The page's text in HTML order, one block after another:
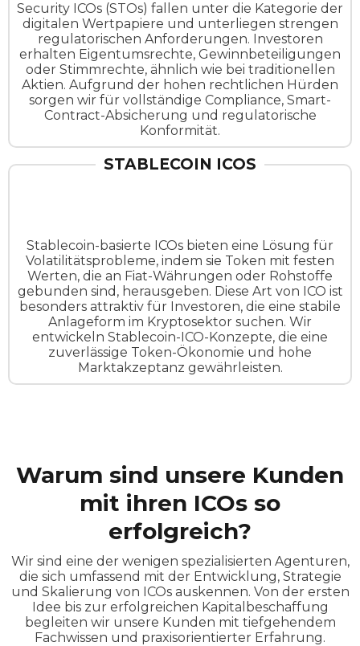
Security ICOs (STOs) fallen unter die Kategorie der
digitalen Wertpapiere und unterliegen strengen
regulatorischen Anforderungen. Investoren
erhalten Eigentumsrechte, Gewinnbeteiligungen
oder Stimmrechte, ähnlich wie bei traditionellen
Aktien. Aufgrund der hohen rechtlichen Hürden
sorgen wir für vollständige Compliance, Smart-
Contract-Absicherung und regulatorische
Konformität.
STABLECOIN ICOS
Stablecoin-basierte ICOs bieten eine Lösung für
Volatilitätsprobleme, indem sie Token mit festen
Werten, die an Fiat-Währungen oder Rohstoffe
gebunden sind, herausgeben. Diese Art von ICO ist
besonders attraktiv für Investoren, die eine stabile
Anlageform im Kryptosektor suchen. Wir
entwickeln Stablecoin-ICO-Konzepte, die eine
zuverlässige Token-Ökonomie und hohe
Marktakzeptanz gewährleisten.
Warum sind unsere Kunden
mit ihren ICOs so
erfolgreich?
Wir sind eine der wenigen spezialisierten Agenturen,
die sich umfassend mit der Entwicklung, Strategie
und Skalierung von ICOs auskennen. Von der ersten
Idee bis zur erfolgreichen Kapitalbeschaffung
begleiten wir unsere Kunden mit tiefgehendem
Fachwissen und praxisorientierter Erfahrung.